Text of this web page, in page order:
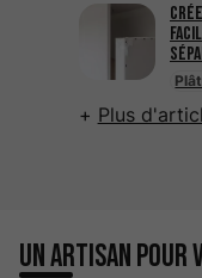
Plus
Un artisan pour